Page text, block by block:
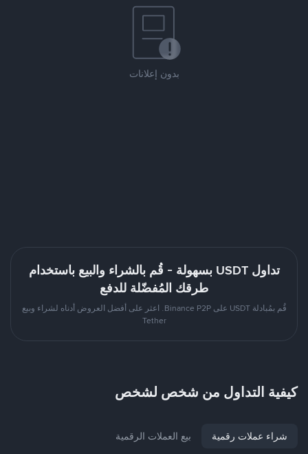
بدون إعلانات
تداول USDT بسهولة - قُم بالشراء والبيع باستخدام
طرقك المُفضّلة للدفع
قُم بمُبادلة USDT على Binance P2P. اعثر على أفضل العروض أدناه لشراء وبيع
Tether
كيفية التداول من شخص لشخص
شراء عملات رقمية بيع العملات الرقمية